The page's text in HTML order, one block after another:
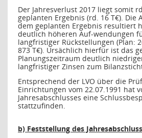
Der Jahresverlust 2017 liegt somit
geplanten Ergebnis (rd. 16 T€). Die
dem geplanten Ergebnis resultiert
deutlich höheren Auf-wendungen
langfristiger Rückstellungen (Plan:
873 T€). Ursächlich hierfür ist das
Planungszeitraum deutlich
langfristiger Zinsen zum
Entsprechend der LVO über die
Einrichtungen vom 22.07.1991 hat
Jahresabschlusses eine
stattzufinden.
b) Feststellung des